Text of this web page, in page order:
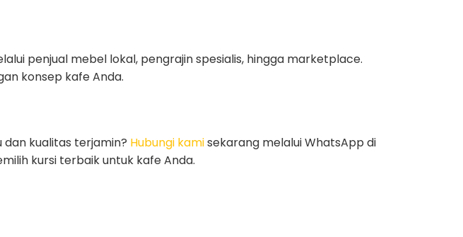
penjual mebel lokal, pengrajin spesialis, hingga marketplace.
konsep kafe Anda.
kualitas terjamin? Hubungi kamisekarang melalui WhatsApp di
kursi terbaik untuk kafe Anda.